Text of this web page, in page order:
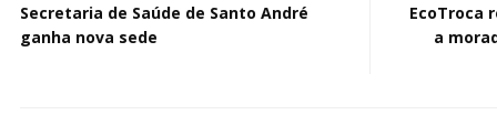
Secretaria de Saúde de Santo André
ganha nova sede
EcoTroca
a